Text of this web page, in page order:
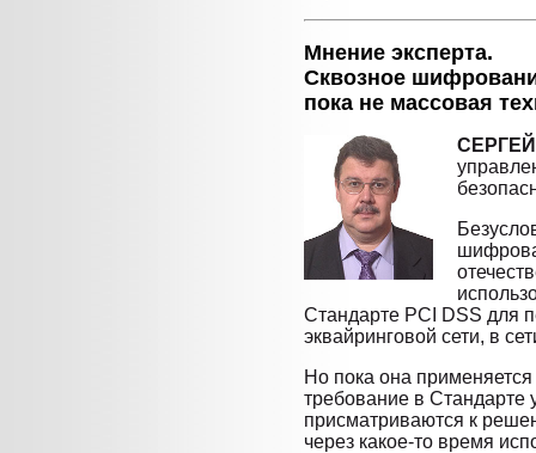
Мнение эксперта.
Сквозное
пока не массовая
Стандарте PCI DSS для
эквайринговой сети, в
Но пока она применяется
требование в Стандарте
присматриваются к
через какое-то время